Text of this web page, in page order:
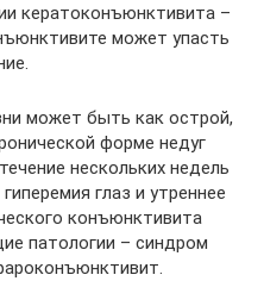
кератоконъюнктивита –
может упасть
может быть как острой,
форме недуг
нескольких недель
глаз и утреннее
конъюнктивита
патологии – синдром